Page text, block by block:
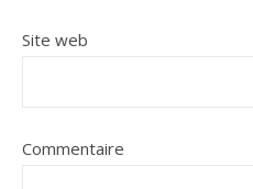
Site web
Commentaire